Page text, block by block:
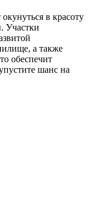
в красоту
Участки
а также
обеспечит
шанс на